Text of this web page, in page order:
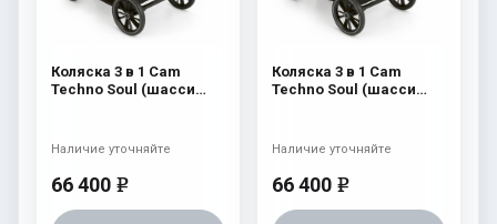
Коляска 3 в 1 Cam
Techno Soul (шасси
66 400 e
Наличие уточняйте
Коляска 3 в 1 Cam
Techno Soul (шасси
66 400 e
Наличие уточняйте